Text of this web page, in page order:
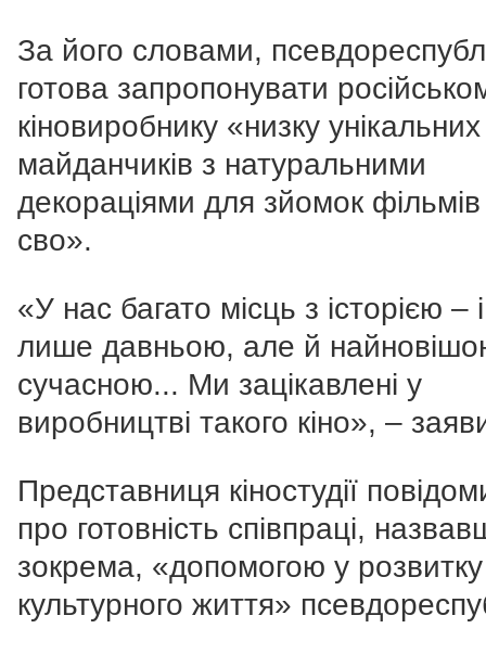
За його словами,
готова запропонувати
кіновиробнику «низку унікальних
майданчиків з натуральними
декораціями для зйомок
сво».
«У нас багато місць з історією –
лише давньою, але й
сучасною... Ми зацікавлені у
виробництві такого кіно», –
Представниця кіностудії
про готовність співпраці,
зокрема, «допомогою у розвитку
культурного життя»